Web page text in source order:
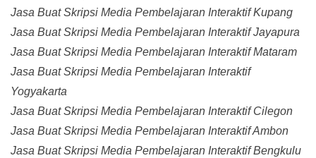
Jasa Buat Skripsi Media Pembelajaran Interaktif Kupang
Jasa Buat Skripsi Media Pembelajaran Interaktif Jayapura
Jasa Buat Skripsi Media Pembelajaran Interaktif Mataram
Jasa Buat Skripsi Media Pembelajaran Interaktif
Yogyakarta
Jasa Buat Skripsi Media Pembelajaran Interaktif Cilegon
Jasa Buat Skripsi Media Pembelajaran Interaktif Ambon
Jasa Buat Skripsi Media Pembelajaran Interaktif Bengkulu